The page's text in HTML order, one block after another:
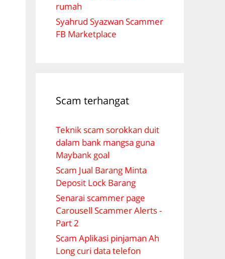
rumah
Syahrud Syazwan Scammer
FB Marketplace
Scam terhangat
Teknik scam sorokkan duit
dalam bank mangsa guna
Maybank goal
Scam Jual Barang Minta
Deposit Lock Barang
Senarai scammer page
Carousell Scammer Alerts -
Part 2
Scam Aplikasi pinjaman Ah
Long curi data telefon